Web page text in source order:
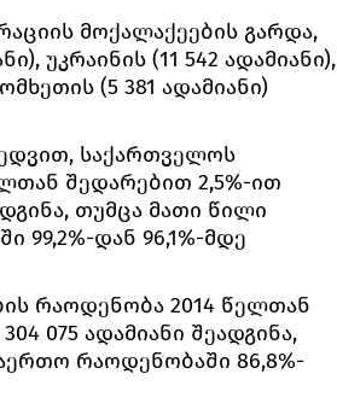
მოქალაქეების გარდა,
უკრაინის (11 542 ადამიანი),
(5 381 ადამიანი)
საქართველოს
შედარებით 2,5%-ით
თუმცა მათი წილი
დან 96,1%-მდე
რაოდენობა 2014 წელთან
075 ადამიანი შეადგინა,
რაოდენობაში 86,8%-